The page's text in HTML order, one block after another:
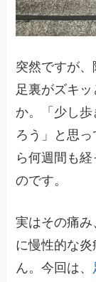
突然ですが
足裏がズキ
か。「少し
ろう」と思
ら何週間も
のです。
実はその痛
に慢性的な
ん。今回は、